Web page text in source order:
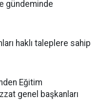
gündeminde
haklı taleplere sahip
Eğitim
genel başkanları